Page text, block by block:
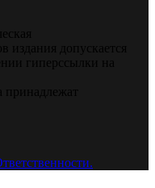
издания допускается
гиперссылки на
принадлежат